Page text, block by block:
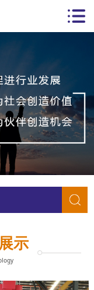
展示